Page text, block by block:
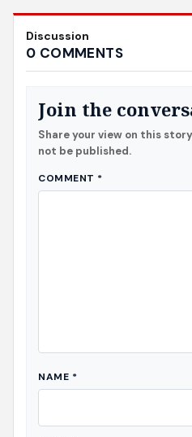
Discussion
0 COMMENTS
Join the
Share your view on this
not be published.
COMMENT *
NAME *